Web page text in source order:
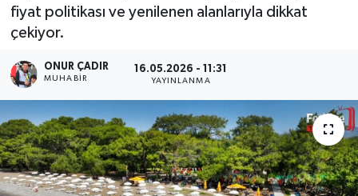
fiyat politikası ve yenilenen alanlarıyla dikkat
çekiyor.
ONUR ÇADIR
MUHABİR
16.05.2026 - 11:31
YAYINLANMA
Spor
Turizm
Haber Arşivi